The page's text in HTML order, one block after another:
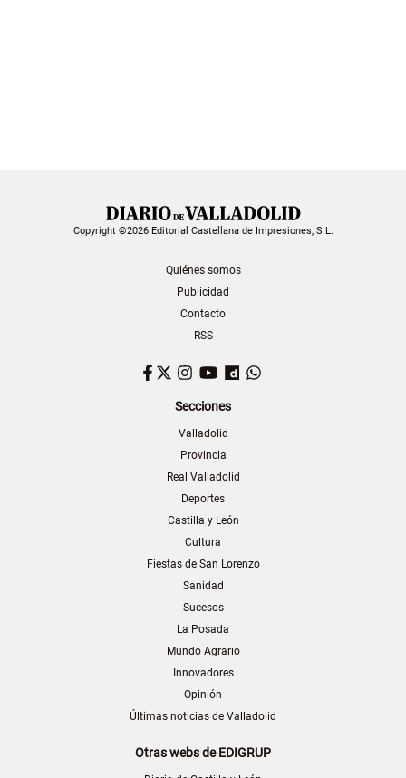
Copyright ©2026 Editorial Castellana de Impresiones, S.L.
Quiénes somos
Publicidad
Contacto
RSS
Facebook
TwitterInstagram
YouTubeDailymotion
Secciones
Valladolid
Provincia
Real Valladolid
Deportes
Castilla y León
Cultura
Fiestas de San Lorenzo
Sanidad
Sucesos
La Posada
Mundo Agrario
Innovadores
Opinión
Últimas noticias de Valladolid
Otras webs de EDIGRUP